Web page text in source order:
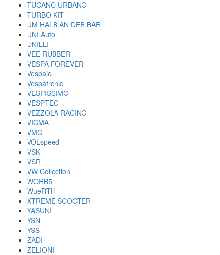
TUCANO URBANO
TURBO KIT
UM HALB AN DER BAR
UNI Auto
UNILLI
VEE RUBBER
VESPA FOREVER
Vespaio
Vespatronic
VESPISSIMO
VESPTEC
VEZZOLA RACING
VICMA
VMC
VOLspeed
VSK
VSR
VW Collection
WORB5
WueRTH
XTREME SCOOTER
YASUNI
YSN
YSS
ZADI
ZELIONI